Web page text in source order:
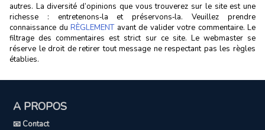
autres. La diversité d’opinions que vous trouverez sur le site est une
richesse : entretenons‑la et préservons‑la. Veuillez prendre
connaissance du RÈGLEMENTavant de valider votre commentaire. Le
filtrage des commentaires est strict sur ce site. Le webmaster se
réserve le droit de retirer tout message ne respectant pas les règles
établies.
A PROPOS
📧 Contact